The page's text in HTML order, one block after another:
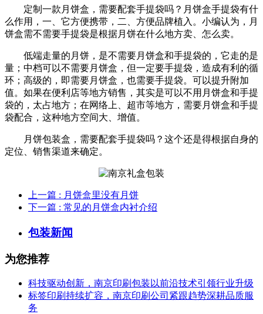
定制一款月饼盒，需要配套手提袋吗？月饼盒手提袋有什
么作用，一、它方便携带，二、方便品牌植入。小编认为，月
饼盒需不需要手提袋是根据月饼在什么地方卖、怎么卖。
低端走量的月饼，是不需要月饼盒和手提袋的，它走的是
量；中档可以不需要月饼盒，但一定要手提袋，造成有利的循
环；高级的，即需要月饼盒，也需要手提袋。可以提升附加
值。如果在便利店等地方销售，其实是可以不用月饼盒和手提
袋的，太占地方；在网络上、超市等地方，需要月饼盒和手提
袋配合，这种地方空间大、增值。
月饼包装盒，需要配套手提袋吗？这个还是得根据自身的
定位、销售渠道来确定。
上一篇 : 月饼盒里没有月饼
下一篇 : 常见的月饼盒内衬介绍
包装新闻
为您推荐
科技驱动创新，南京印刷包装以前沿技术引领行业升级
标签印刷持续扩容，南京印刷公司紧跟趋势深耕品质服
务